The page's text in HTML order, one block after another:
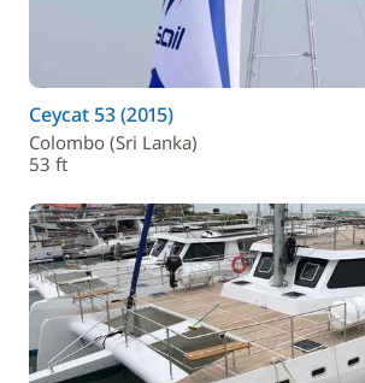
Ceycat 53 (2015)
Colombo (Sri Lanka)
53 ft